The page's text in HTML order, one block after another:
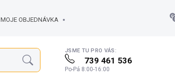
MOJE OBJEDNÁVKA
Hledat
JSME TU PRO VÁS:
739 461 536
Po-Pá 8:00-16:00